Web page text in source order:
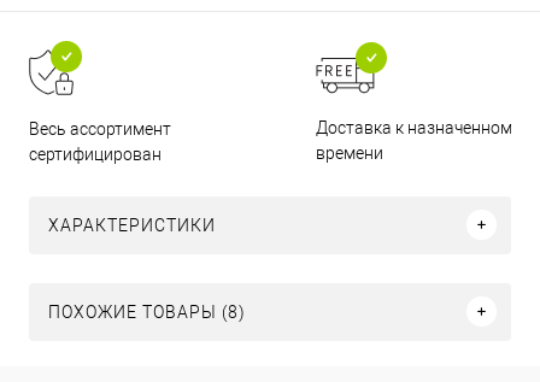
Весь ассортимент
сертифицирован
Доставка к назначенному
времени
ХАРАКТЕРИСТИКИ
ПОХОЖИЕ ТОВАРЫ (8)